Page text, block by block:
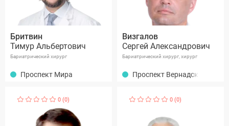
Бритвин
Тимур Альбертович
Бариатрический хирург
Проспект Мира
Визгалов
Сергей Александрович
Бариатрический хирург, хирург
Проспект Вернадского
0 (0) 0 (0)